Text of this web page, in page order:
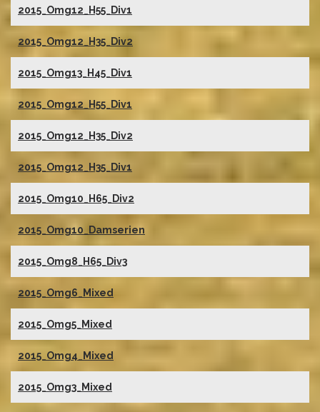
2015_Omg12_H55_Div1
2015_Omg12_H35_Div2
2015_Omg13_H45_Div1
2015_Omg12_H55_Div1
2015_Omg12_H35_Div2
2015_Omg12_H35_Div1
2015_Omg10_H65_Div2
2015_Omg10_Damserien
2015_Omg8_H65_Div3
2015_Omg6_Mixed
2015_Omg5_Mixed
2015_Omg4_Mixed
2015_Omg3_Mixed